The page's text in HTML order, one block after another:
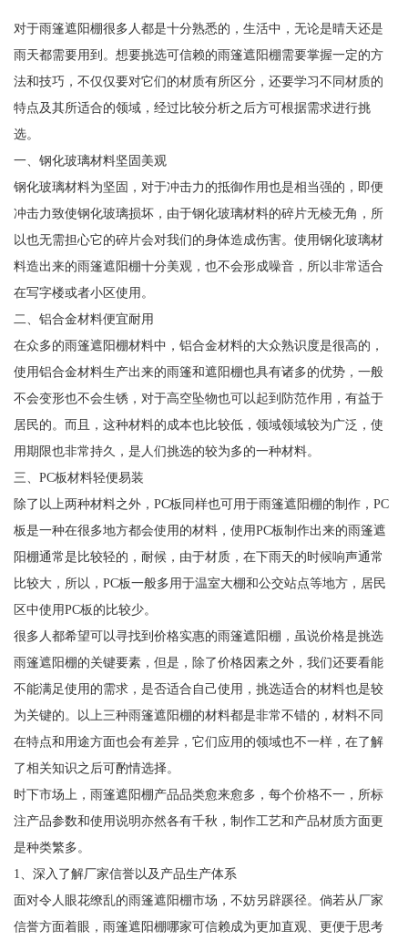
对于雨篷遮阳棚很多人都是十分熟悉的，生活中，无论是晴天还是
雨天都需要用到。想要挑选可信赖的雨篷遮阳棚需要掌握一定的方
法和技巧，不仅仅要对它们的材质有所区分，还要学习不同材质的
特点及其所适合的领域，经过比较分析之后方可根据需求进行挑
选。
一、钢化玻璃材料坚固美观
钢化玻璃材料为坚固，对于冲击力的抵御作用也是相当强的，即便
冲击力致使钢化玻璃损坏，由于钢化玻璃材料的碎片无棱无角，所
以也无需担心它的碎片会对我们的身体造成伤害。使用钢化玻璃材
料造出来的雨篷遮阳棚十分美观，也不会形成噪音，所以非常适合
在写字楼或者小区使用。
二、铝合金材料便宜耐用
在众多的雨篷遮阳棚材料中，铝合金材料的大众熟识度是很高的，
使用铝合金材料生产出来的雨篷和遮阳棚也具有诸多的优势，一般
不会变形也不会生锈，对于高空坠物也可以起到防范作用，有益于
居民的。而且，这种材料的成本也比较低，领域领域较为广泛，使
用期限也非常持久，是人们挑选的较为多的一种材料。
三、PC板材料轻便易装
除了以上两种材料之外，PC板同样也可用于雨篷遮阳棚的制作，PC
板是一种在很多地方都会使用的材料，使用PC板制作出来的雨篷遮
阳棚通常是比较轻的，耐候，由于材质，在下雨天的时候响声通常
比较大，所以，PC板一般多用于温室大棚和公交站点等地方，居民
区中使用PC板的比较少。
很多人都希望可以寻找到价格实惠的雨篷遮阳棚，虽说价格是挑选
雨篷遮阳棚的关键要素，但是，除了价格因素之外，我们还要看能
不能满足使用的需求，是否适合自己使用，挑选适合的材料也是较
为关键的。以上三种雨篷遮阳棚的材料都是非常不错的，材料不同
在特点和用途方面也会有差异，它们应用的领域也不一样，在了解
了相关知识之后可酌情选择。
时下市场上，雨篷遮阳棚产品品类愈来愈多，每个价格不一，所标
注产品参数和使用说明亦然各有千秋，制作工艺和产品材质方面更
是种类繁多。
1、深入了解厂家信誉以及产品生产体系
面对令人眼花缭乱的雨篷遮阳棚市场，不妨另辟蹊径。倘若从厂家
信誉方面着眼，雨篷遮阳棚哪家可信赖成为更加直观、更便于思考